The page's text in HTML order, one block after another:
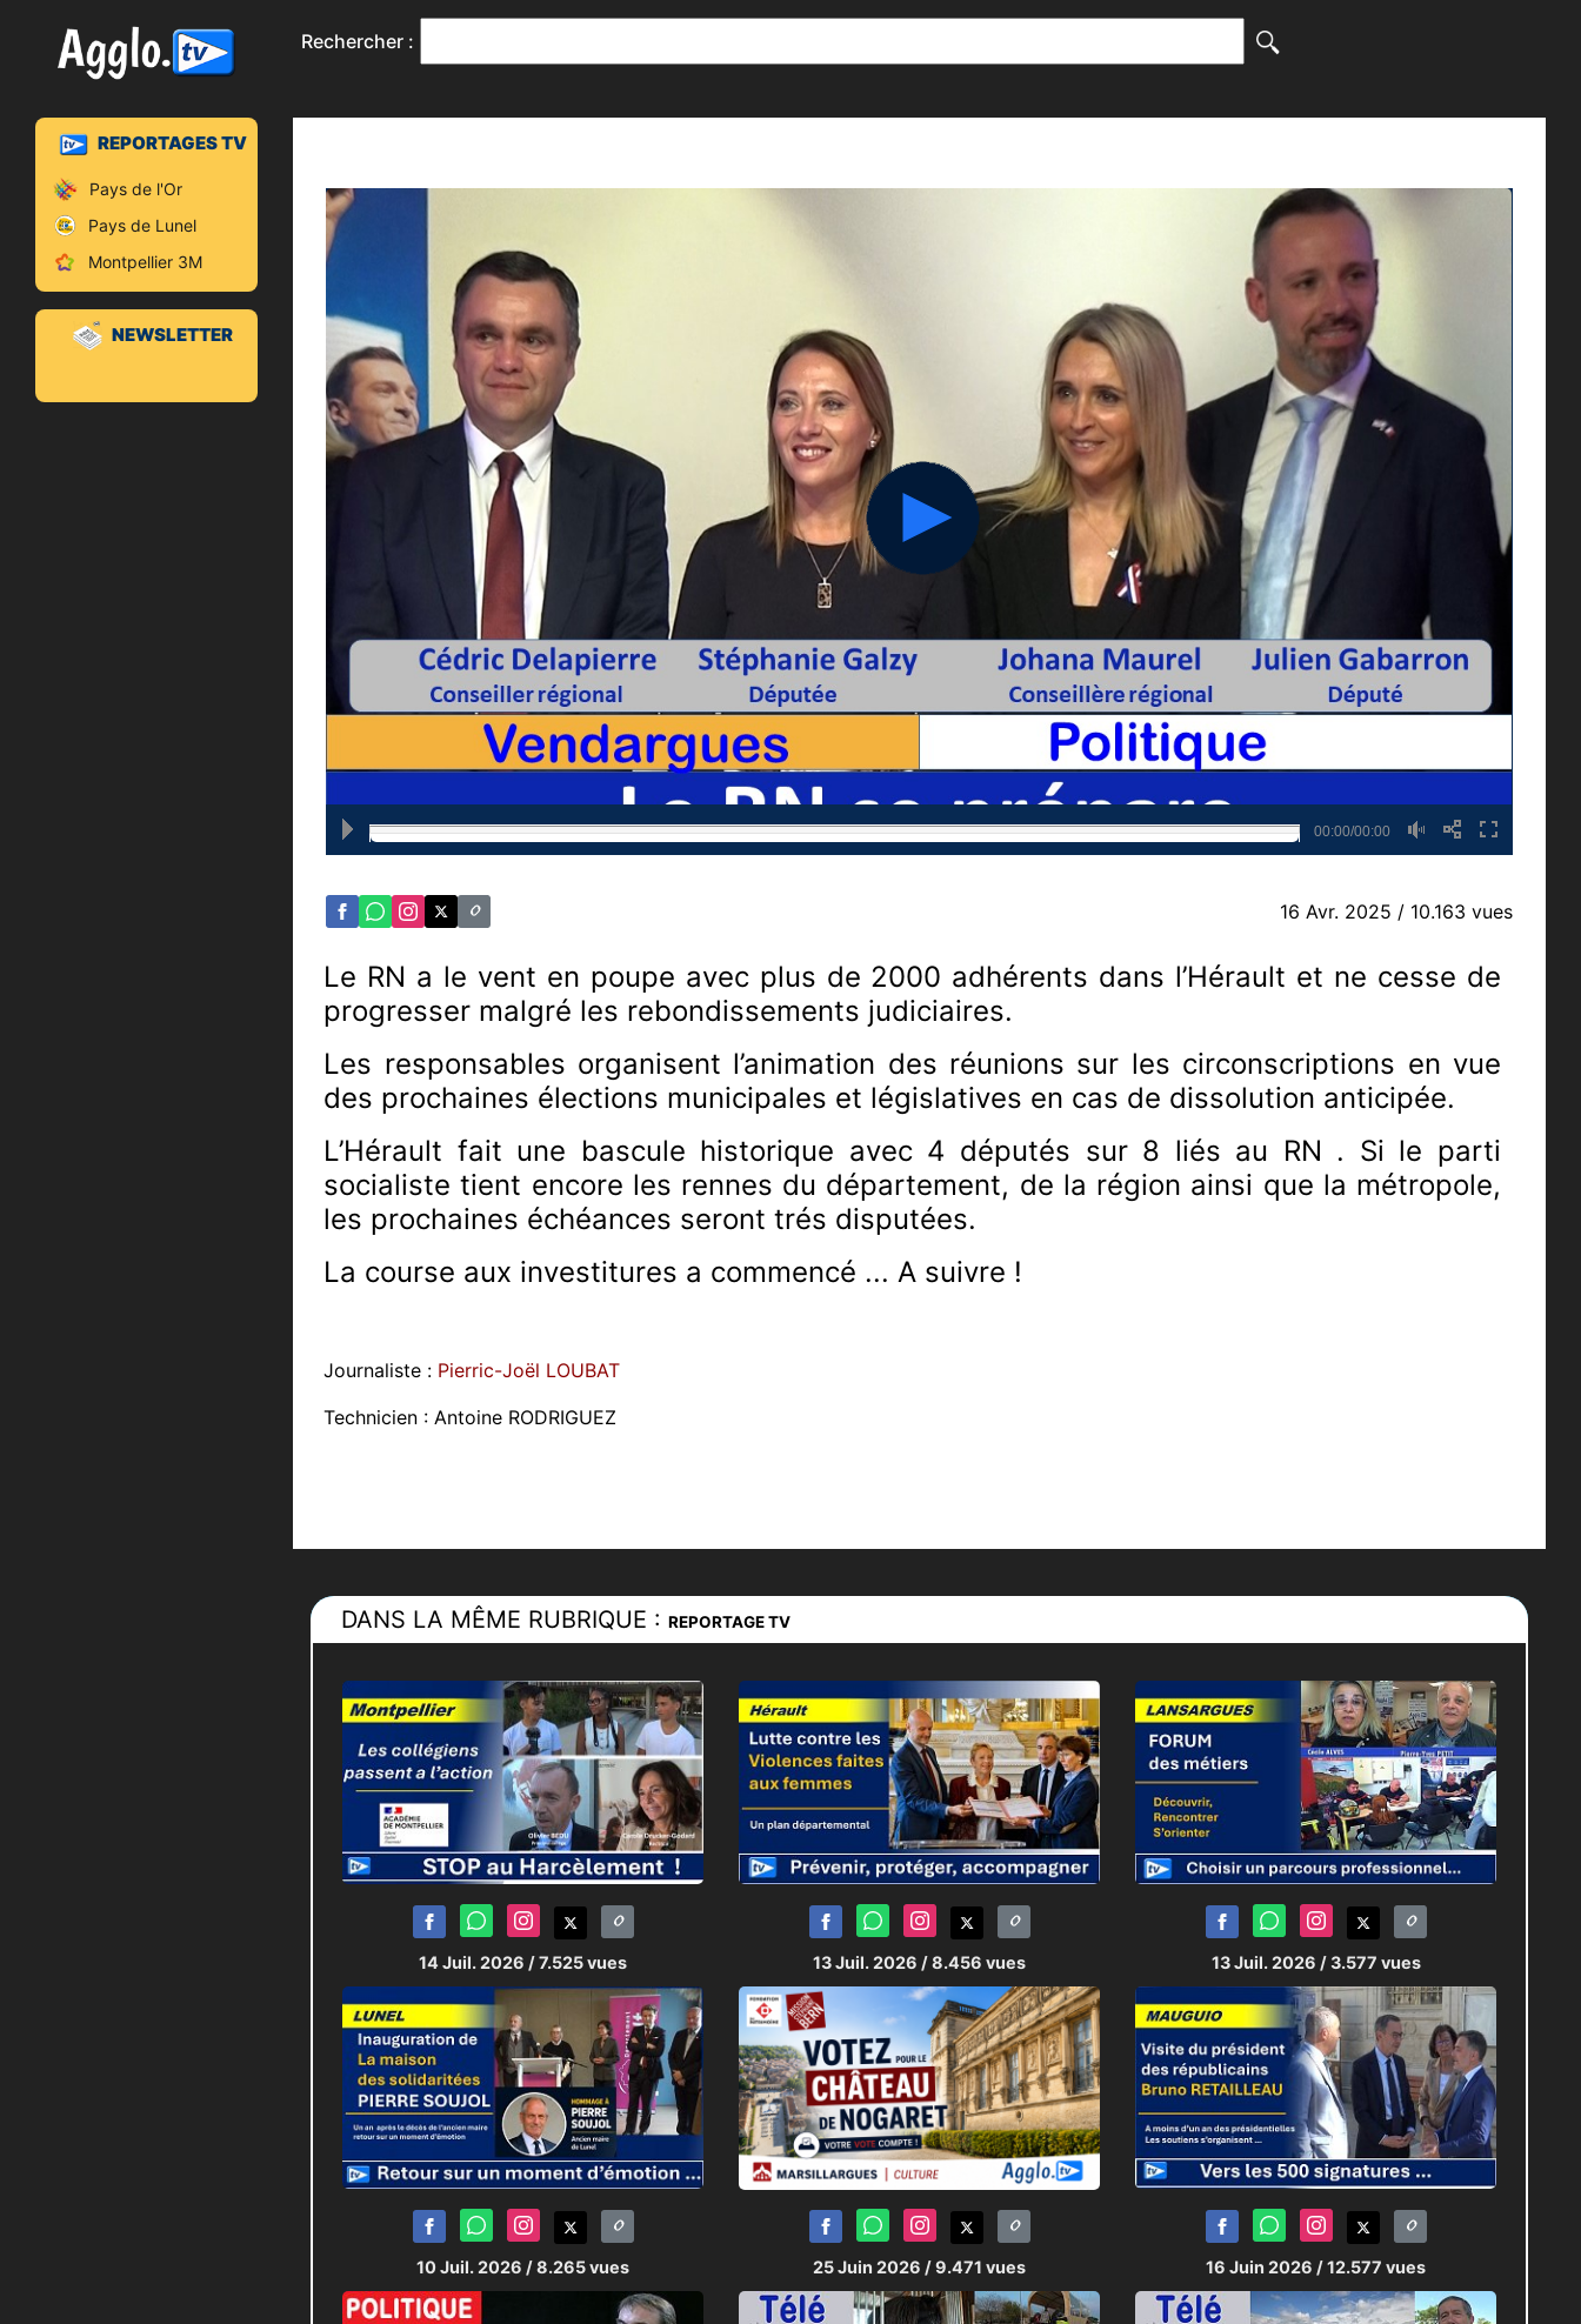
[()]
Rechercher :
REPORTAGES TV
Pays de l'Or
Pays de Lunel
Montpellier 3M
NEWSLETTER
00:00/00:00
16 Avr. 2025 / 10.163 vues
Le RN a le vent en poupe avec plus de 2000 adhérents dans l’Hérault et ne cesse de
progresser malgré les rebondissements judiciaires.
Les responsables organisent l’animation des réunions sur les circonscriptions en vue
des prochaines élections municipales et législatives en cas de dissolution anticipée.
L’Hérault fait une bascule historique avec 4 députés sur 8 liés au RN . Si le parti
socialiste tient encore les rennes du département, de la région ainsi que la métropole,
les prochaines échéances seront trés disputées.
La course aux investitures a commencé ... A suivre !
Journaliste : Pierric-Joël LOUBAT
Technicien : Antoine RODRIGUEZ
DANS LA MÊME RUBRIQUE :REPORTAGE TV
14 Juil. 2026 / 7.525 vues 13 Juil. 2026 / 8.456 vues 13 Juil. 2026 / 3.577 vues
10 Juil. 2026 / 8.265 vues 25 Juin 2026 / 9.471 vues 16 Juin 2026 / 12.577 vues